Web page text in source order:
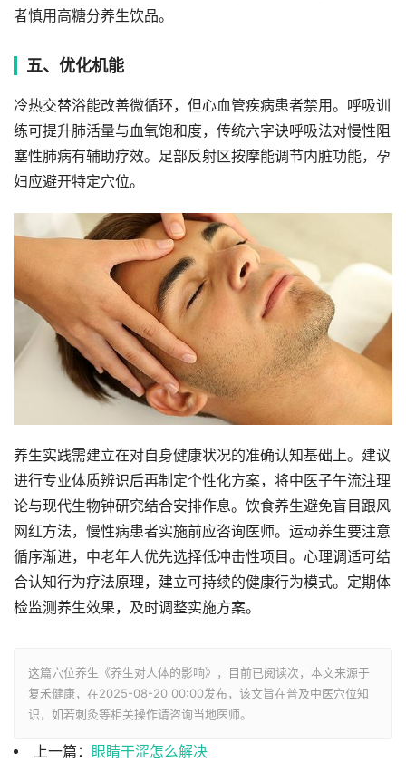
者慎用高糖分养生饮品。
五、优化机能
冷热交替浴能改善微循环，但心血管疾病患者禁用。呼吸训
练可提升肺活量与血氧饱和度，传统六字诀呼吸法对慢性阻
塞性肺病有辅助疗效。足部反射区按摩能调节内脏功能，孕
妇应避开特定穴位。
养生实践需建立在对自身健康状况的准确认知基础上。建议
进行专业体质辨识后再制定个性化方案，将中医子午流注理
论与现代生物钟研究结合安排作息。饮食养生避免盲目跟风
网红方法，慢性病患者实施前应咨询医师。运动养生要注意
循序渐进，中老年人优先选择低冲击性项目。心理调适可结
合认知行为疗法原理，建立可持续的健康行为模式。定期体
检监测养生效果，及时调整实施方案。
这篇穴位养生《养生对人体的影响》，目前已阅读次，本文来源于
复禾健康，在2025-08-20 00:00发布，该文旨在普及中医穴位知
识，如若刺灸等相关操作请咨询当地医师。
上一篇：
眼睛干涩怎么解决